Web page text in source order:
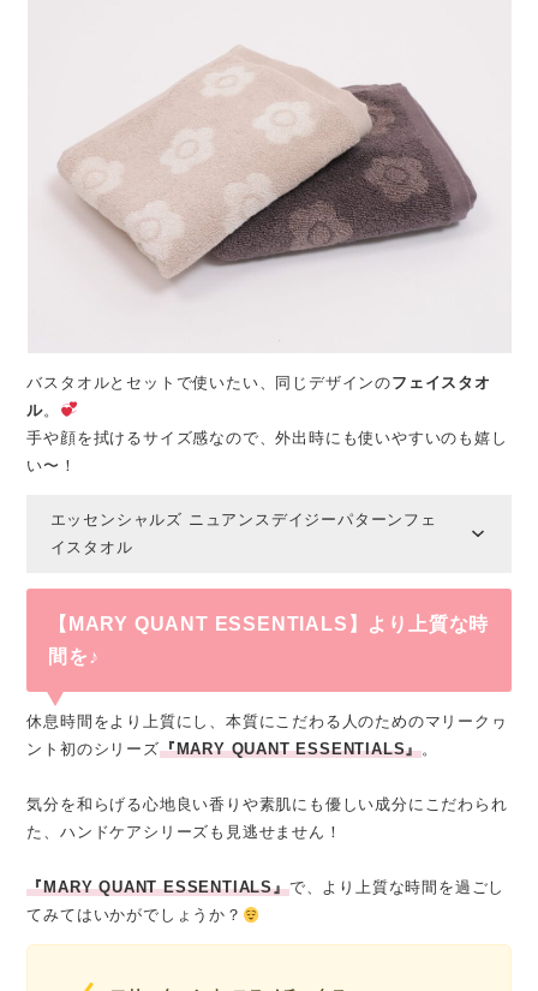
バスタオルとセットで使いたい、同じデザインのフェイスタオ
ル。
手や顔を拭けるサイズ感なので、外出時にも使いやすいのも嬉し
い〜！
エッセンシャルズ ニュアンスデイジーパターンフェ
イスタオル
【MARY QUANT ESSENTIALS】より上質な時
間を♪
休息時間をより上質にし、本質にこだわる人のためのマリークヮ
ント初のシリーズ『MARY QUANT ESSENTIALS』。
気分を和らげる心地良い香りや素肌にも優しい成分にこだわられ
た、ハンドケアシリーズも見逃せません！
『MARY QUANT ESSENTIALS』で、より上質な時間を過ごし
てみてはいかがでしょうか？